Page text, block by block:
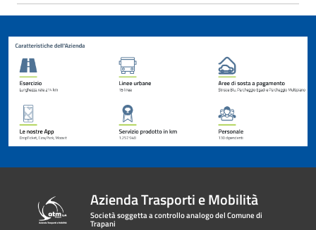
Azienda Trasporti e Mobilità
Società soggetta a controllo analogo del Comune di
Trapani